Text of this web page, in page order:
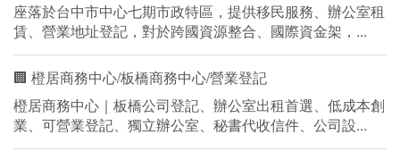
座落於台中市中心七期市政特區，提供移民服務、辦公室租
賃、營業地址登記，對於跨國資源整合、國際資金架，...
🏢 橙居商務中心/板橋商務中心/營業登記
橙居商務中心｜板橋公司登記、辦公室出租首選、低成本創
業、可營業登記、獨立辦公室、秘書代收信件、公司設...